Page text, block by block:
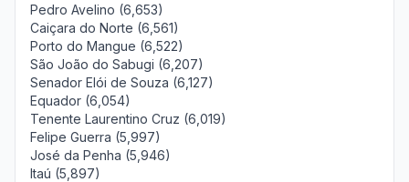
Pedro Avelino (6,653)
Caiçara do Norte (6,561)
Porto do Mangue (6,522)
São João do Sabugi (6,207)
Senador Elói de Souza (6,127)
Equador (6,054)
Tenente Laurentino Cruz (6,019)
Felipe Guerra (5,997)
José da Penha (5,946)
Itaú (5,897)